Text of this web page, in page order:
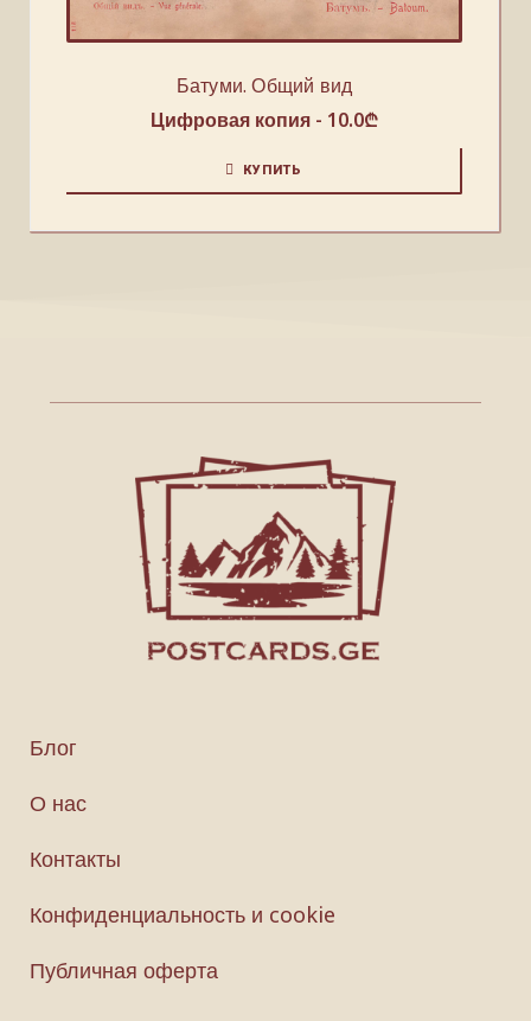
Батуми. Общий вид
Цифровая копия - 10.0₾
КУПИТЬ
Блог
О нас
Контакты
Конфиденциальность и cookie
Публичная оферта